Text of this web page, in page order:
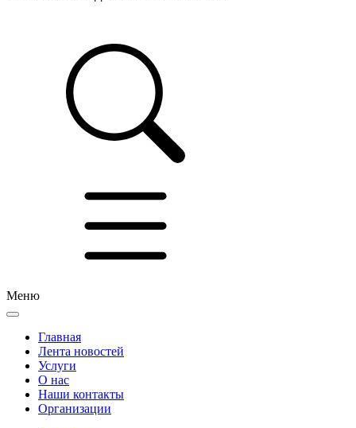
Меню
Главная
Лента новостей
Услуги
О нас
Наши контакты
Организации